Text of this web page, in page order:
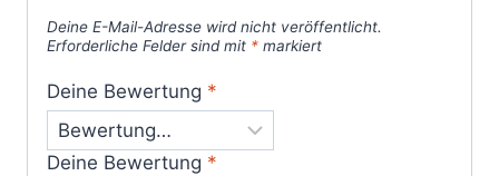
Deine E-Mail-Adresse wird nicht veröffentlicht.
Erforderliche Felder sind mit * markiert
Deine Bewertung *
Deine Bewertung *